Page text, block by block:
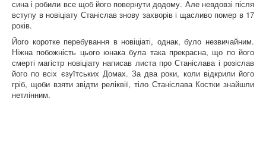
сина і робили все щоб його повернути додому. Але невдовзі після
вступу в новіціату Станіслав знову захворів і щасливо помер в 17
років.
Його коротке перебування в новіціаті, однак, було незвичайним.
Ніжна побожність цього юнака була така прекрасна, що по його
смерті магістр новіціату написав листа про Станіслава і розіслав
його по всіх єзуїтських Домах. За два роки, коли відкрили його
гріб, щоби взяти звідти реліквії, тіло Станіслава Костки знайшли
нетлінним.